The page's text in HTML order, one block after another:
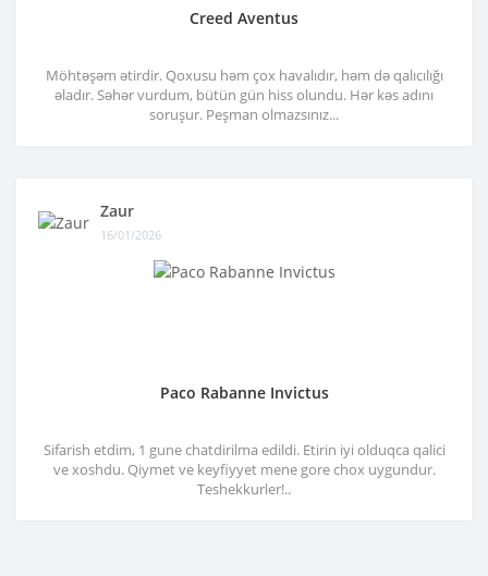
Creed Aventus
Möhtəşəm ətirdir. Qoxusu həm çox havalıdır, həm də qalıcılığı
əladır. Səhər vurdum, bütün gün hiss olundu. Hər kəs adını
soruşur. Peşman olmazsınız...
Zaur
16/01/2026
Paco Rabanne Invictus
Sifarish etdim, 1 gune chatdirilma edildi. Etirin iyi olduqca qalici
ve xoshdu. Qiymet ve keyfiyyet mene gore chox uygundur.
Teshekkurler!..